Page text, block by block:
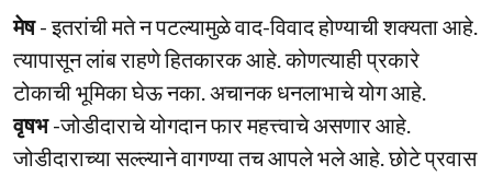
मेष- इतरांची मते न पटल्यामुळे वाद-विवाद होण्याची शक्यता आहे.
त्यापासून लांब राहणे हितकारक आहे. कोणत्याही प्रकारे
टोकाची भूमिका घेऊ नका. अचानक धनलाभाचे योग आहे.
वृषभ-जोडीदाराचे योगदान फार महत्त्वाचे असणार आहे.
जोडीदाराच्या सल्ल्याने वागण्या तच आपले भले आहे. छोटे प्रवास